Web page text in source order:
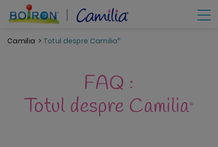
conţinutul
principal
Camilia Totul despre Camilia ®
FAQ :
Totul despre Camilia®